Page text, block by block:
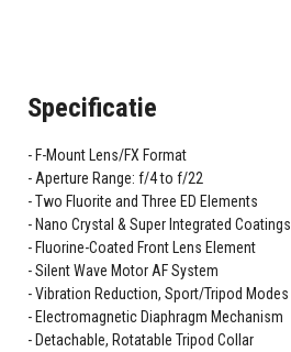
Specificatie
F-Mount Lens/FX Format
Aperture Range: f/4 to f/22
Two Fluorite and Three ED Elements
Nano Crystal & Super Integrated Coatings
Fluorine-Coated Front Lens Element
Silent Wave Motor AF System
Vibration Reduction, Sport/Tripod Modes
Electromagnetic Diaphragm Mechanism
Detachable, Rotatable Tripod Collar